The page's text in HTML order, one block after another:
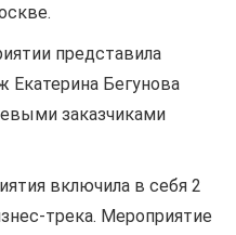
представила
Екатерина Бегунова
заказчиками
включила в себя 2
трека. Мероприятие